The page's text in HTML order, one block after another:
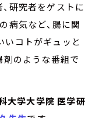
研究者をゲストに
病気など、腸に関
いコトがギュッと
剤のような番組で
大学大学院 医学研